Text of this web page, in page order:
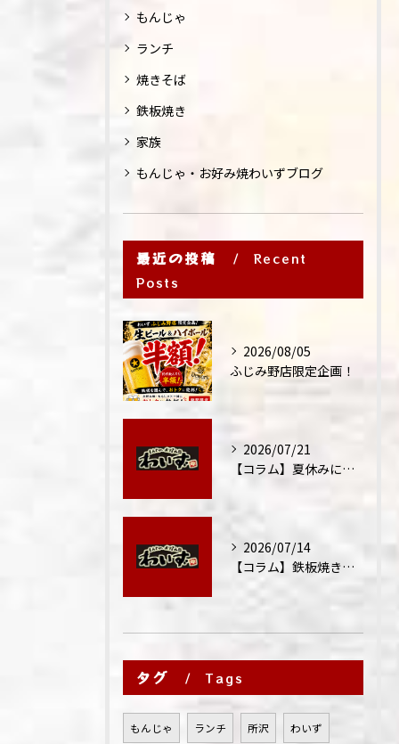
もんじゃ
ランチ
焼きそば
鉄板焼き
家族
もんじゃ・お好み焼わいずブログ
最近の投稿
Recent
Posts
2026/08/05
ふじみ野店限定企画！
2026/07/21
【コラム】夏休みに家族外食が増える理由
2026/07/14
【コラム】鉄板焼きが"コミュニケーション飯"と呼ばれる理由
タグ Tags
もんじゃ ランチ 所沢 わいず